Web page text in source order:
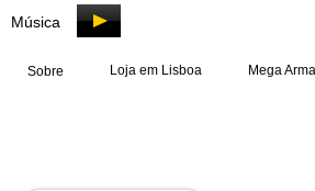
Música
Sobre Loja em Lisboa Mega